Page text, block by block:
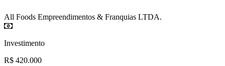
All Foods Empreendimentos & Franquias LTDA.
Investimento
R$ 420.000